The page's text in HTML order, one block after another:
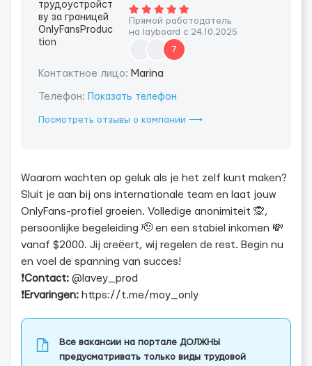
Прямой работодатель
на layboard с 24.10.2025
7
Контактное лицо: Marina
Телефон: Показать телефон
Посмотреть отзывы о компании ⟶
Waarom wachten op geluk als je het zelf kunt maken?
Sluit je aan bij ons internationale team en laat jouw
OnlyFans-profiel groeien. Volledige anonimiteit 🙊,
persoonlijke begeleiding 🫡 en een stabiel inkomen 💸
vanaf $2000. Jij creëert, wij regelen de rest. Begin nu
en voel de spanning van succes!
❗️Contact: @lavey_prod
❗️Ervaringen: https://t.me/moy_only
Все вакансии на портале ДОЛЖНЫ
предусматривать только виды трудовой